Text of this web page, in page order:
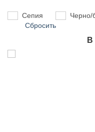
Сепия Черно/
Сбросить
В